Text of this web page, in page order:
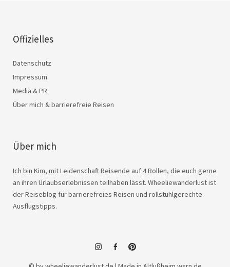
Offizielles
Datenschutz
Impressum
Media & PR
Über mich & barrierefreie Reisen
Über mich
Ich bin Kim, mit Leidenschaft Reisende auf 4 Rollen, die euch gerne
an ihren Urlaubserlebnissen teilhaben lässt. Wheeliewanderlust ist
der Reiseblog für barrierefreies Reisen und rollstuhlgerechte
Ausflugstipps.
instagramfacebook